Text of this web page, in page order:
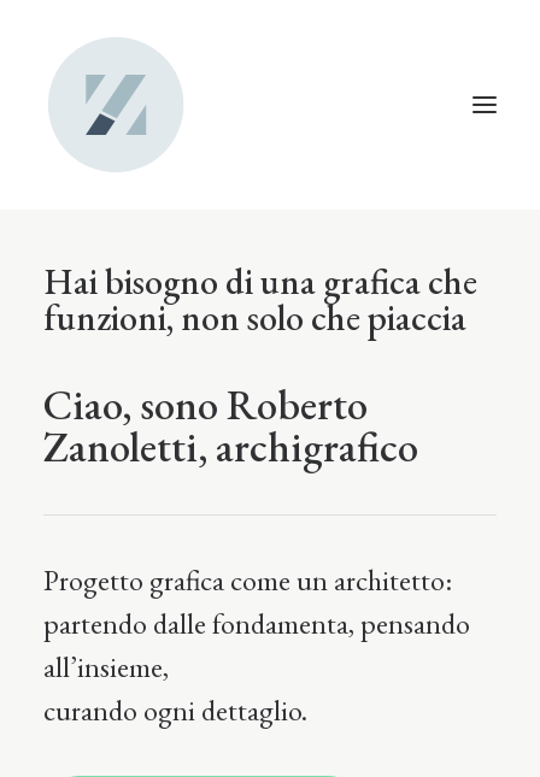
Hai bisogno di una grafica che
funzioni,non solo che piaccia
Ciao, sono Roberto
Zanoletti, archigrafico
Progetto grafica come un architetto:
partendo dalle fondamenta, pensando
all’insieme,
curando ogni dettaglio.